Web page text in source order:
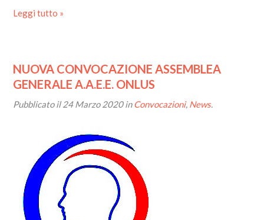
Leggi tutto »
NUOVA CONVOCAZIONE ASSEMBLEA
GENERALE A.A.E.E. ONLUS
Pubblicato il24 Marzo 2020inConvocazioni, News.